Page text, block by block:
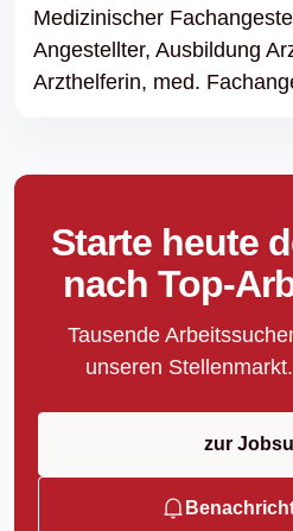
Medizinischer
Angestellter, Ausbildung
Arzthelferin, med.
Starte heute
nach Top-
Tausende
unseren
zur